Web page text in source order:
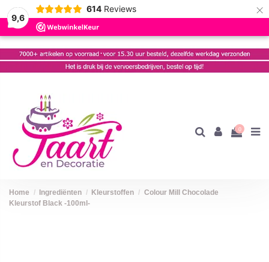
9,6
614 Reviews ×
0
Home Ingrediënten Kleurstoffen
Colour Mill Chocolade
Kleurstof Black -100ml-